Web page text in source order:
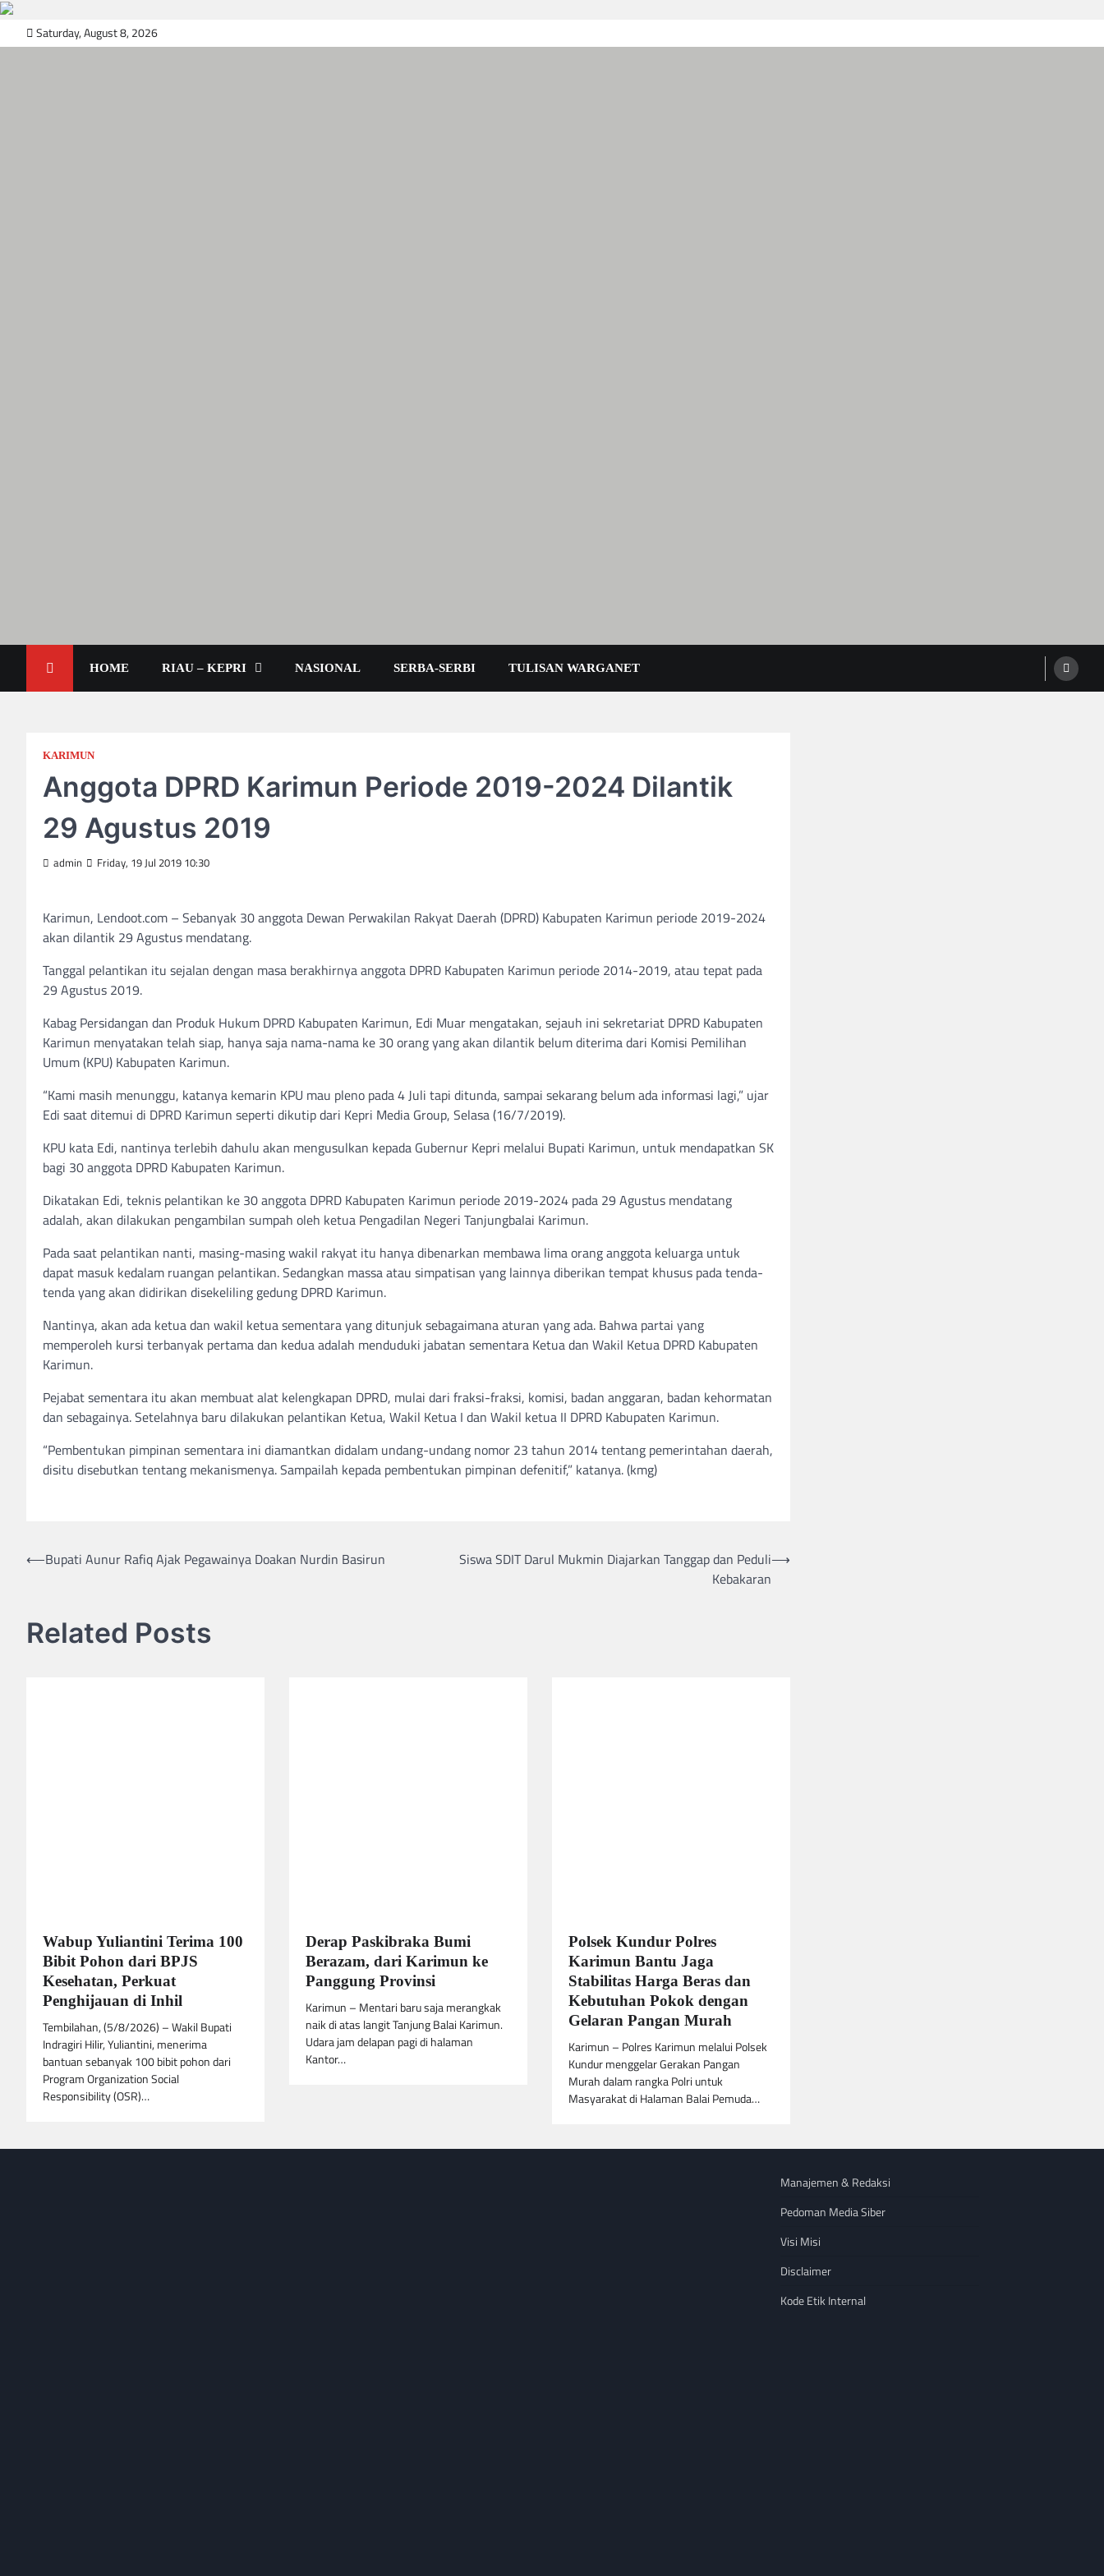
to
Saturday, August 8, 2026
HOME RIAU – KEPRI NASIONAL SERBA-SERBI TULISAN WARGANET
KARIMUN
Anggota DPRD Karimun Periode 2019-2024 Dilantik
29 Agustus 2019
admin Friday, 19 Jul 2019 10:30
Karimun, Lendoot.com – Sebanyak 30 anggota Dewan Perwakilan Rakyat Daerah (DPRD) Kabupaten Karimun periode 2019-2024
akan dilantik 29 Agustus mendatang.
Tanggal pelantikan itu sejalan dengan masa berakhirnya anggota DPRD Kabupaten Karimun periode 2014-2019, atau tepat pada
29 Agustus 2019.
Kabag Persidangan dan Produk Hukum DPRD Kabupaten Karimun, Edi Muar mengatakan, sejauh ini sekretariat DPRD Kabupaten
Karimun menyatakan telah siap, hanya saja nama-nama ke 30 orang yang akan dilantik belum diterima dari Komisi Pemilihan
Umum (KPU) Kabupaten Karimun.
“Kami masih menunggu, katanya kemarin KPU mau pleno pada 4 Juli tapi ditunda, sampai sekarang belum ada informasi lagi,” ujar
Edi saat ditemui di DPRD Karimun seperti dikutip dari Kepri Media Group, Selasa (16/7/2019).
KPU kata Edi, nantinya terlebih dahulu akan mengusulkan kepada Gubernur Kepri melalui Bupati Karimun, untuk mendapatkan SK
bagi 30 anggota DPRD Kabupaten Karimun.
Dikatakan Edi, teknis pelantikan ke 30 anggota DPRD Kabupaten Karimun periode 2019-2024 pada 29 Agustus mendatang
adalah, akan dilakukan pengambilan sumpah oleh ketua Pengadilan Negeri Tanjungbalai Karimun.
Pada saat pelantikan nanti, masing-masing wakil rakyat itu hanya dibenarkan membawa lima orang anggota keluarga untuk
dapat masuk kedalam ruangan pelantikan. Sedangkan massa atau simpatisan yang lainnya diberikan tempat khusus pada tenda-
tenda yang akan didirikan disekeliling gedung DPRD Karimun.
Nantinya, akan ada ketua dan wakil ketua sementara yang ditunjuk sebagaimana aturan yang ada. Bahwa partai yang
memperoleh kursi terbanyak pertama dan kedua adalah menduduki jabatan sementara Ketua dan Wakil Ketua DPRD Kabupaten
Karimun.
Pejabat sementara itu akan membuat alat kelengkapan DPRD, mulai dari fraksi-fraksi, komisi, badan anggaran, badan kehormatan
dan sebagainya. Setelahnya baru dilakukan pelantikan Ketua, Wakil Ketua I dan Wakil ketua II DPRD Kabupaten Karimun.
“Pembentukan pimpinan sementara ini diamantkan didalam undang-undang nomor 23 tahun 2014 tentang pemerintahan daerah,
disitu disebutkan tentang mekanismenya. Sampailah kepada pembentukan pimpinan defenitif,” katanya. (kmg)
Post
⟵Bupati Aunur Rafiq Ajak Pegawainya Doakan Nurdin Basirun
Siswa SDIT Darul Mukmin Diajarkan Tanggap dan Peduli
Kebakaran
⟶
Related Posts
Wabup Yuliantini Terima 100
Bibit Pohon dari BPJS
Kesehatan, Perkuat
Penghijauan di Inhil
Tembilahan, (5/8/2026) – Wakil Bupati
Indragiri Hilir, Yuliantini, menerima
bantuan sebanyak 100 bibit pohon dari
Program Organization Social
Responsibility (OSR)…
Derap Paskibraka Bumi
Berazam, dari Karimun ke
Panggung Provinsi
Karimun – Mentari baru saja merangkak
naik di atas langit Tanjung Balai Karimun.
Udara jam delapan pagi di halaman
Kantor…
Polsek Kundur Polres
Karimun Bantu Jaga
Stabilitas Harga Beras dan
Kebutuhan Pokok dengan
Gelaran Pangan Murah
Karimun – Polres Karimun melalui Polsek
Kundur menggelar Gerakan Pangan
Murah dalam rangka Polri untuk
Masyarakat di Halaman Balai Pemuda…
Manajemen & Redaksi
Pedoman Media Siber
Visi Misi
Disclaimer
Kode Etik Internal